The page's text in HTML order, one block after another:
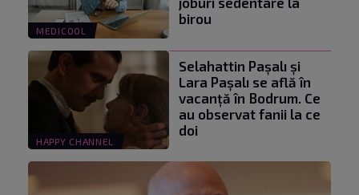
MEDICOOL
birou
HAPPY CHANNEL
Selahattin Paşalı și
Lara Paşalı se află în
vacanță în Bodrum. Ce
au observat fanii la ce
doi